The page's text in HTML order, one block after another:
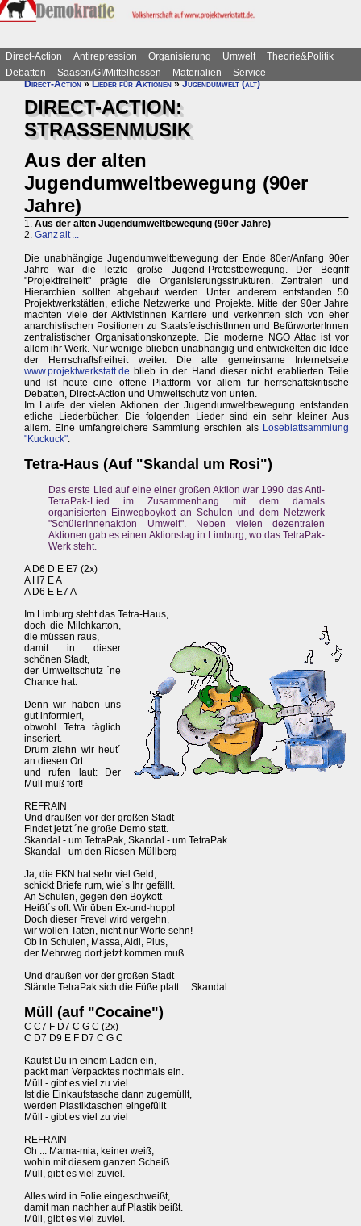
Direct-Action Antirepression Organisierung Umwelt
Theorie&Politik
Debatten
Saasen/GI/Mittelhessen Materialien
Service
Direct-Action»Lieder für Aktionen»Jugendumwelt (alt)
DIRECT-ACTION:
STRASSENMUSIK
Aus der alten
Jugendumweltbewegung (90er
Jahre)
1. Aus der alten Jugendumweltbewegung (90er Jahre)
2. Ganz alt ...
Die unabhängige Jugendumweltbewegung der Ende 80er/Anfang 90er
Jahre war die letzte große Jugend-Protestbewegung. Der Begriff
"Projektfreiheit" prägte die Organisierungsstrukturen. Zentralen und
Hierarchien sollten abgebaut werden. Unter anderem entstanden 50
Projektwerkstätten, etliche Netzwerke und Projekte. Mitte der 90er Jahre
machten viele der AktivistInnen Karriere und verkehrten sich von eher
anarchistischen Positionen zu StaatsfetischistInnen und BefürworterInnen
zentralistischer Organisationskonzepte. Die moderne NGO Attac ist vor
allem ihr Werk. Nur wenige blieben unabhängig und entwickelten die Idee
der Herrschaftsfreiheit weiter. Die alte gemeinsame Internetseite
www.projektwerkstatt.de blieb in der Hand dieser nicht etablierten Teile
und ist heute eine offene Plattform vor allem für herrschaftskritische
Debatten, Direct-Action und Umweltschutz von unten.
Im Laufe der vielen Aktionen der Jugendumweltbewegung entstanden
etliche Liederbücher. Die folgenden Lieder sind ein sehr kleiner Aus
allem. Eine umfangreichere Sammlung erschien als Loseblattsammlung
"Kuckuck".
Tetra-Haus (Auf "Skandal um Rosi")
Das erste Lied auf eine einer großen Aktion war 1990 das Anti-
TetraPak-Lied im Zusammenhang mit dem damals
organisierten Einwegboykott an Schulen und dem Netzwerk
"SchülerInnenaktion Umwelt". Neben vielen dezentralen
Aktionen gab es einen Aktionstag in Limburg, wo das TetraPak-
Werk steht.
A D6 D E E7 (2x)
A H7 E A
A D6 E E7 A
Im Limburg steht das Tetra-Haus,
doch die Milchkarton,
die müssen raus,
damit in dieser
schönen Stadt,
der Umweltschutz ´ne
Chance hat.
Denn wir haben uns
gut informiert,
obwohl Tetra täglich
inseriert.
Drum ziehn wir heut´
an diesen Ort
und rufen laut: Der
Müll muß fort!
REFRAIN
Und draußen vor der großen Stadt
Findet jetzt ´ne große Demo statt.
Skandal - um TetraPak, Skandal - um TetraPak
Skandal - um den Riesen-Müllberg
Ja, die FKN hat sehr viel Geld,
schickt Briefe rum, wie´s Ihr gefällt.
An Schulen, gegen den Boykott
Heißt´s oft: Wir üben Ex-und-hopp!
Doch dieser Frevel wird vergehn,
wir wollen Taten, nicht nur Worte sehn!
Ob in Schulen, Massa, Aldi, Plus,
der Mehrweg dort jetzt kommen muß.
Und draußen vor der großen Stadt
Stände TetraPak sich die Füße platt ... Skandal ...
Müll (auf "Cocaine")
C C7 F D7 C G C (2x)
C D7 D9 E F D7 C G C
Kaufst Du in einem Laden ein,
packt man Verpacktes nochmals ein.
Müll - gibt es viel zu viel
Ist die Einkaufstasche dann zugemüllt,
werden Plastiktaschen eingefüllt
Müll - gibt es viel zu viel
REFRAIN
Oh ... Mama-mia, keiner weiß,
wohin mit diesem ganzen Scheiß.
Müll, gibt es viel zuviel.
Alles wird in Folie eingeschweißt,
damit man nachher auf Plastik beißt.
Müll, gibt es viel zuviel.